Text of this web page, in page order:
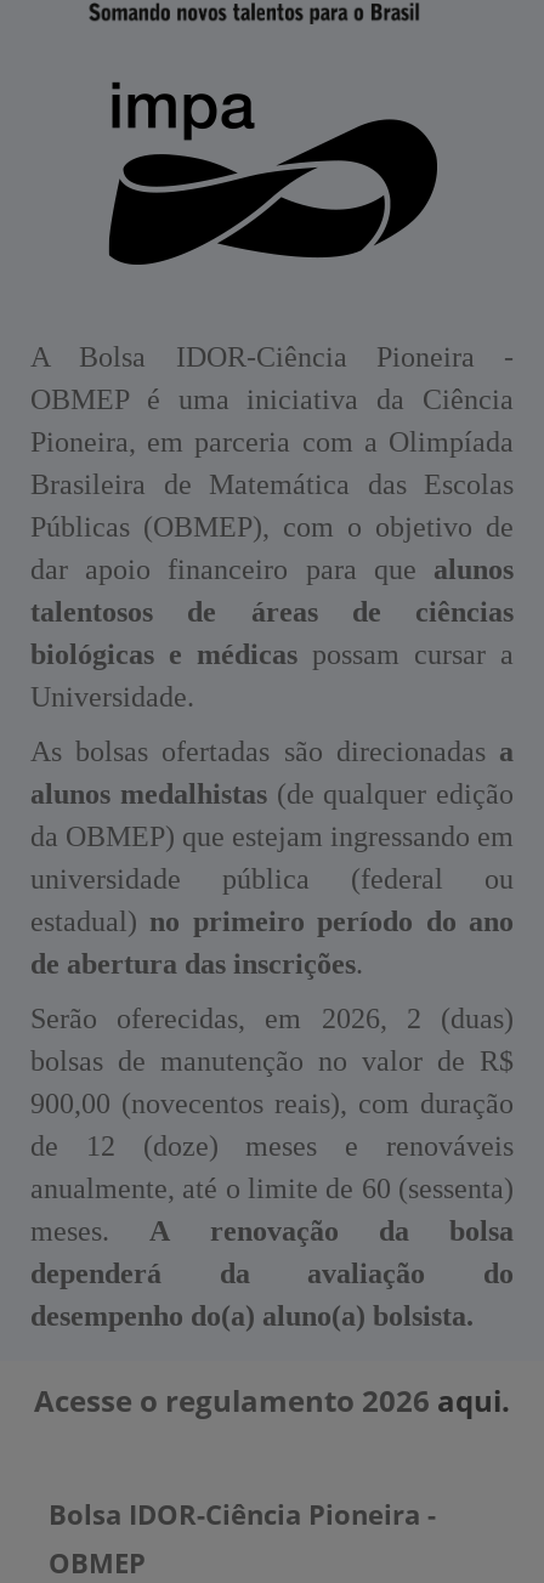
A Bolsa IDOR-Ciência Pioneira -
OBMEP é uma iniciativa da Ciência
Pioneira, em parceria com a Olimpíada
Brasileira de Matemática das Escolas
Públicas (OBMEP), com o objetivo de
dar apoio financeiro para que alunos
talentosos de áreas de ciências
biológicas e médicas possam cursar a
Universidade.
As bolsas ofertadas são direcionadas a
alunos medalhistas(de qualquer edição
da OBMEP) que estejam ingressando em
universidade pública (federal ou
estadual) no primeiro período do ano
de abertura das inscrições.
Serão oferecidas, em 2026, 2 (duas)
bolsas de manutenção no valor de R$
900,00 (novecentos reais), com duração
de 12 (doze) meses e renováveis
anualmente, até o limite de 60 (sessenta)
meses.A renovação da bolsa
dependerá da avaliação do
desempenho do(a) aluno(a) bolsista.
Acesse o regulamento 2026 aqui.
Bolsa IDOR-Ciência Pioneira -
OBMEP